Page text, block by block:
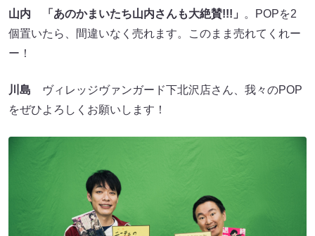
山内 「あのかまいたち山内さんも大絶賛!!!」
。POPを2
個置いたら、間違いなく売れます。このまま売れてくれー
ー！
川島 ヴィレッジヴァンガード下北沢店さん、我々のPOP
をぜひよろしくお願いします！